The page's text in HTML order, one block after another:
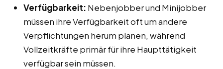
Verfügbarkeit: Nebenjobber und Minijobber
müssen ihre Verfügbarkeit oft um andere
Verpflichtungen herum planen, während
Vollzeitkräfte primär für ihre Haupttätigkeit
verfügbar sein müssen.